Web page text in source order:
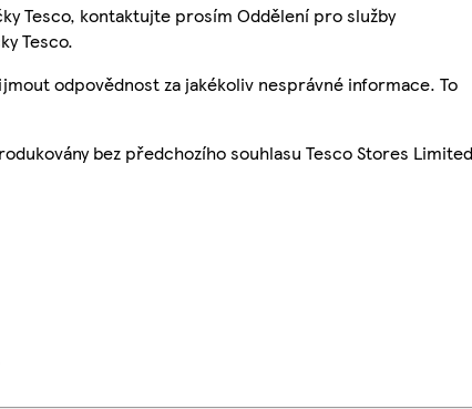
Tesco, kontaktujte prosím Oddělení pro služby
Tesco.
odpovědnost za jakékoliv nesprávné informace. To
bez předchozího souhlasu Tesco Stores Limited